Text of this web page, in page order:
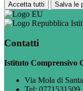
Accetta tutti Salva le
Contatti
Istituto Comprensivo
Via Mola di
Tel: 0771531509